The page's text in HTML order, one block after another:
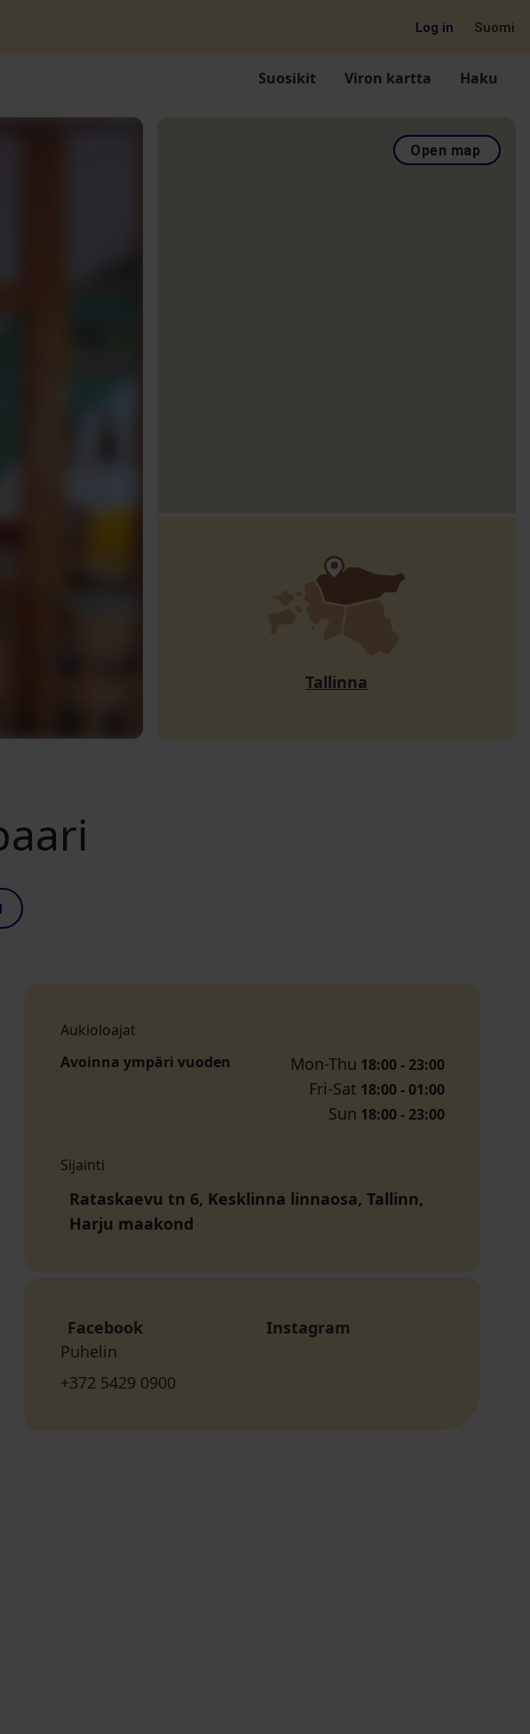
Log in Suomi
Suosikit Viron kartta Haku
Open map
Tallinna
Aukioloajat
Avoinna ympäri vuoden
Mon-Thu 18:00 - 23:00
Fri-Sat 18:00 - 01:00
Sun 18:00 - 23:00
Sijainti
Rataskaevu tn 6, Kesklinna linnaosa, Tallinn,
Harju maakond
Facebook
Instagram
Puhelin
+372 5429 0900